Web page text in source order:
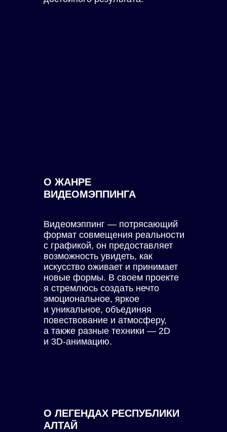
Видеомэппинг — потрясающий
формат совмещения реальности
с графикой, он предоставляет
возможность увидеть, как
искусство оживает и принимает
новые формы. В своем проекте
я стремлюсь создать нечто
эмоциональное, яркое
и уникальное, объединяя
повествование и атмосферу,
а также разные техники — 2D
и 3D-анимацию.
О ЖАНРЕ
ВИДЕОМЭППИНГА
О ЛЕГЕНДАХ РЕСПУБЛИКИ
АЛТАЙ